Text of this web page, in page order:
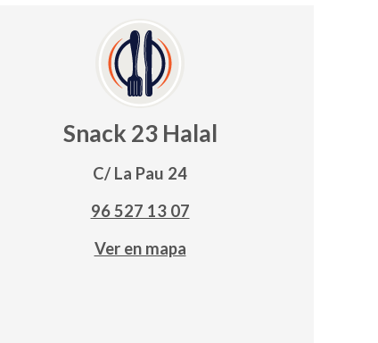
Snack 23 Halal
C/ La Pau 24
96 527 13 07
Ver en mapa